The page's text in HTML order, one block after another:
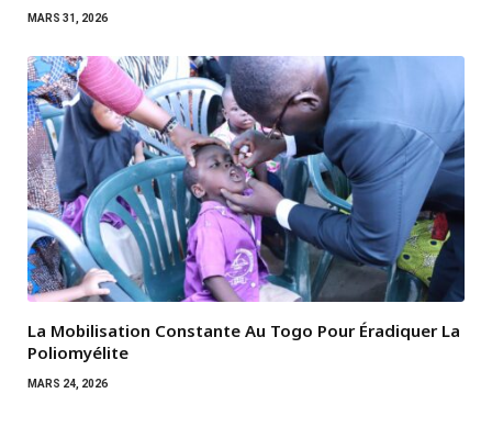
MARS 31, 2026
La Mobilisation Constante Au Togo Pour Éradiquer La
Poliomyélite
MARS 24, 2026